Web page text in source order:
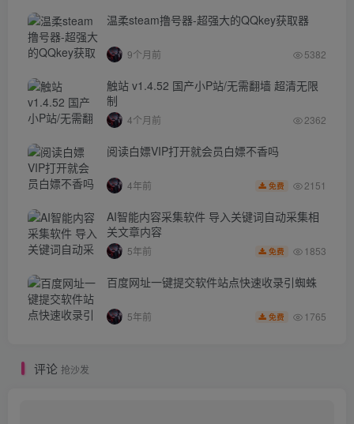
温柔steam撸号器-超强大的QQkey获取器
9个月前 5382
触站 v1.4.52 国产小P站/无需翻墙 超清无限
制
4个月前 2362
阅读白嫖VIP打开就会员白嫖不香吗
4年前 免费 2151
AI智能内容采集软件 导入关键词自动采集相
关文章内容
5年前 免费 1853
百度网址一键提交软件站点快速收录引蜘蛛
5年前 免费 1765
评论 抢沙发